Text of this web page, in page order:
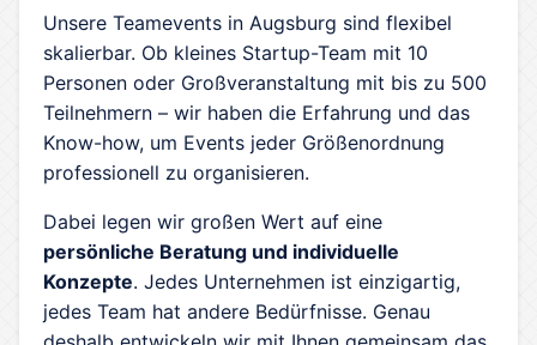
Unsere Teamevents in Augsburg sind flexibel
skalierbar. Ob kleines Startup-Team mit 10
Personen oder Großveranstaltung mit bis zu 500
Teilnehmern – wir haben die Erfahrung und das
Know-how, um Events jeder Größenordnung
professionell zu organisieren.
Dabei legen wir großen Wert auf eine
persönliche Beratung und individuelle
Konzepte. Jedes Unternehmen ist einzigartig,
jedes Team hat andere Bedürfnisse. Genau